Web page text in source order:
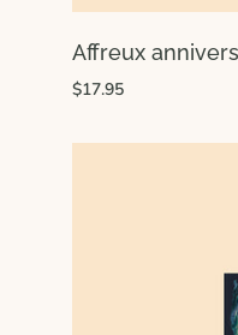
Affreux
$17.95